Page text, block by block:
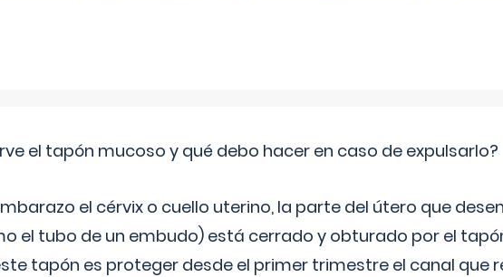
el tapón mucoso y qué debo hacer en caso de expulsarlo?
el cérvix o cuello uterino, la parte del útero que
el tubo de un embudo) está cerrado y obturado por el
tapón es proteger desde el primer trimestre el canal que